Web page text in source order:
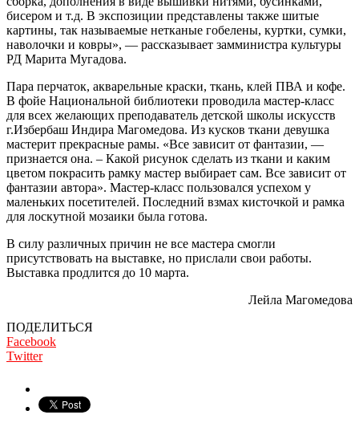
бисером и т.д. В экспозиции представлены также шитые
картины, так называемые нетканые гобелены, куртки, сумки,
наволочки и ковры», — рассказывает замминистра культуры
РД Марита Мугадова.
Пара перчаток, акварельные краски, ткань, клей ПВА и кофе.
В фойе Национальной библиотеки проводила мастер-класс
для всех желающих преподаватель детской школы искусств
г.Избербаш Индира Магомедова. Из кусков ткани девушка
мастерит прекрасные рамы. «Все зависит от фантазии, —
признается она. – Какой рисунок сделать из ткани и каким
цветом покрасить рамку мастер выбирает сам. Все зависит от
фантазии автора». Мастер-класс пользовался успехом у
маленьких посетителей. Последний взмах кисточкой и рамка
для лоскутной мозаики была готова.
В силу различных причин не все мастера смогли
присутствовать на выставке, но прислали свои работы.
Выставка продлится до 10 марта.
Лейла Магомедова
ПОДЕЛИТЬСЯ
Facebook
Twitter